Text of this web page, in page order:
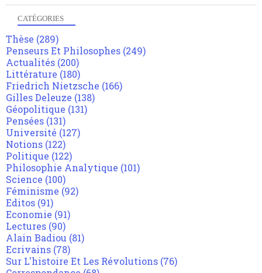
CATÉGORIES
Thèse (289)
Penseurs Et Philosophes (249)
Actualités (200)
Littérature (180)
Friedrich Nietzsche (166)
Gilles Deleuze (138)
Géopolitique (131)
Pensées (131)
Université (127)
Notions (122)
Politique (122)
Philosophie Analytique (101)
Science (100)
Féminisme (92)
Editos (91)
Economie (91)
Lectures (90)
Alain Badiou (81)
Ecrivains (78)
Sur L'histoire Et Les Révolutions (76)